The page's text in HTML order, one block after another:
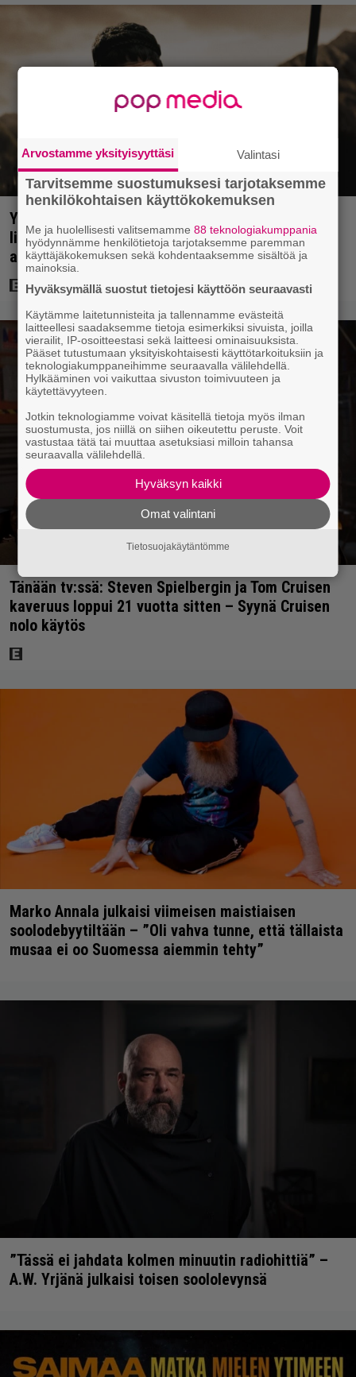
Yöllä tv:ssä: Sotaelokuvan näyttelijät kasvattivat
lihakset nopeasti erikoisella kikalla – IMDb-
arvosana on 7,6
Tänään tv:ssä: Steven Spielbergin ja Tom Cruisen
kaveruus loppui 21 vuotta sitten – Syynä Cruisen
nolo käytös
Marko Annala julkaisi viimeisen maistiaisen
soolodebyytiltään – ”Oli vahva tunne, että tällaista
musaa ei oo Suomessa aiemmin tehty”
”Tässä ei jahdata kolmen minuutin radiohittiä” –
A.W. Yrjänä julkaisi toisen soololevynsä
Arvostamme yksityisyyttäsi Valintasi
Tarvitsemme suostumuksesi tarjotaksemme
henkilökohtaisen käyttökokemuksen
Me ja huolellisesti valitsemamme88 teknologiakumppania
hyödynnämme henkilötietoja tarjotaksemme paremman
käyttäjäkokemuksen sekä kohdentaaksemme sisältöä ja
mainoksia.
Hyväksymällä suostut tietojesi käyttöön seuraavasti
Käytämme laitetunnisteita ja tallennamme evästeitä
laitteellesi saadaksemme tietoja esimerkiksi sivuista, joilla
vierailit, IP-osoitteestasi sekä laitteesi ominaisuuksista.
Pääset tutustumaan yksityiskohtaisesti käyttötarkoituksiin ja
teknologiakumppaneihimme seuraavalla välilehdellä.
Hylkääminen voi vaikuttaa sivuston toimivuuteen ja
käytettävyyteen.
Jotkin teknologiamme voivat käsitellä tietoja myös ilman
suostumusta, jos niillä on siihen oikeutettu peruste. Voit
vastustaa tätä tai muuttaa asetuksiasi milloin tahansa
seuraavalla välilehdellä.
Hyväksyn kaikki
Omat valintani
Tietosuojakäytäntömme